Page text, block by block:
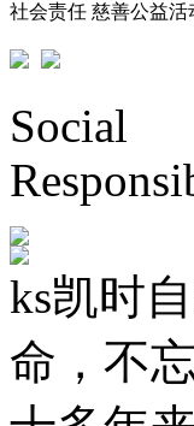
社会责任 慈善公益活
Social
ks凯时
命，不